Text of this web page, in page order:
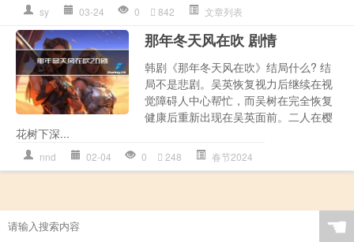
sy 03-24 0 842 文章列表
那年冬天风在吹 剧情
韩剧《那年冬天风在吹》结局什么? 结
局不是悲剧。吴英恢复视力后继续在视
觉障碍人中心帮忙，而吴树在完全恢复
健康后重新出现在吴英面前。二人在樱
花树下深...
nnd 02-04 0 248 春节2024
☚